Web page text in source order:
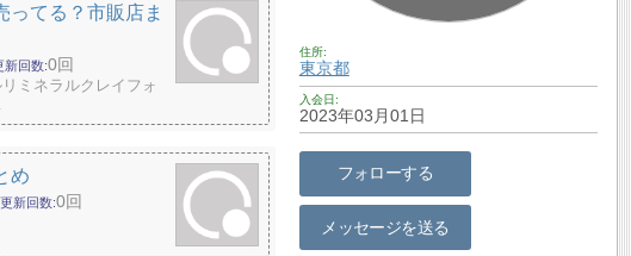
住所
東京都
入会日
2023年03月01日
フォローする
メッセージを送る
ってる？市販店ま
新回数 0回
ミネラルクレイフォ
め
更新回数 0回